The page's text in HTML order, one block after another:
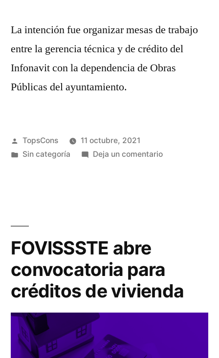
La intención fue organizar mesas de trabajo
entre la gerencia técnica y de crédito del
Infonavit con la dependencia de Obras
Públicas del ayuntamiento.
TopsCons
11 octubre, 2021
Sin categoría
Deja un comentario
FOVISSSTE abre
convocatoria para
créditos de vivienda